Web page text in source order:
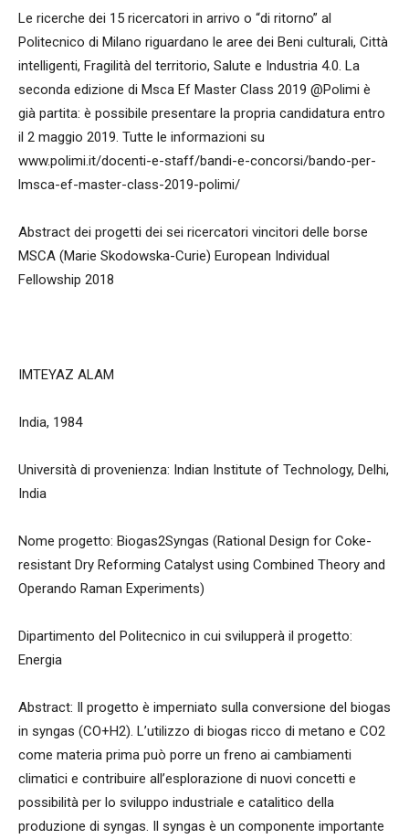
Le ricerche dei 15 ricercatori in arrivo o “di ritorno” al
Politecnico di Milano riguardano le aree dei Beni culturali, Città
intelligenti, Fragilità del territorio, Salute e Industria 4.0. La
seconda edizione di Msca Ef Master Class 2019 @Polimi è
già partita: è possibile presentare la propria candidatura entro
il 2 maggio 2019. Tutte le informazioni su
www.polimi.it/docenti-e-staff/bandi-e-concorsi/bando-per-
lmsca-ef-master-class-2019-polimi/
Abstract dei progetti dei sei ricercatori vincitori delle borse
MSCA (Marie Skodowska-Curie) European Individual
Fellowship 2018
IMTEYAZ ALAM
India, 1984
Università di provenienza: Indian Institute of Technology, Delhi,
India
Nome progetto: Biogas2Syngas (Rational Design for Coke-
resistant Dry Reforming Catalyst using Combined Theory and
Operando Raman Experiments)
Dipartimento del Politecnico in cui svilupperà il progetto:
Energia
Abstract: Il progetto è imperniato sulla conversione del biogas
in syngas (CO+H2). L’utilizzo di biogas ricco di metano e CO2
come materia prima può porre un freno ai cambiamenti
climatici e contribuire all’esplorazione di nuovi concetti e
possibilità per lo sviluppo industriale e catalitico della
produzione di syngas. Il syngas è un componente importante